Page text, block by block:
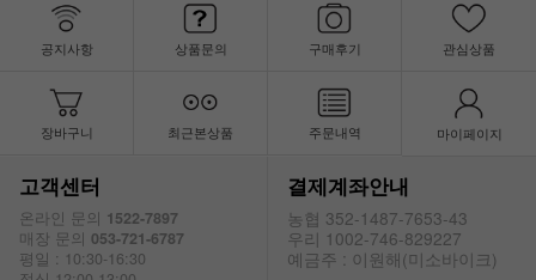
공지사항 상품문의 구매후기 관심상품
장바구니 최근본상품 주문내역 마이페이지
고객센터
온라인 문의 1522-7897
매장 문의 053-721-6787
평일 : 10:30-16:30
결제계좌안내
농협 352-1487-7653-43
우리 1002-746-829227
예금주 : 이원해(미소바이크)